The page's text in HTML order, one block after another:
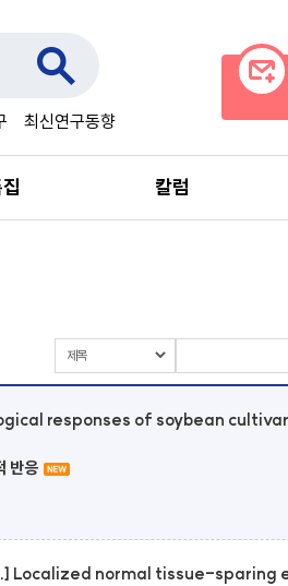
최신연구동향
칼럼
responses of soybean
반응
.] Localized normal tissue-sparing